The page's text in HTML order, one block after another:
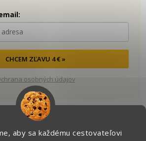
aby sa každému cestovateľovi
CHCEM ZĽAVU 4 € »
osobných údajov